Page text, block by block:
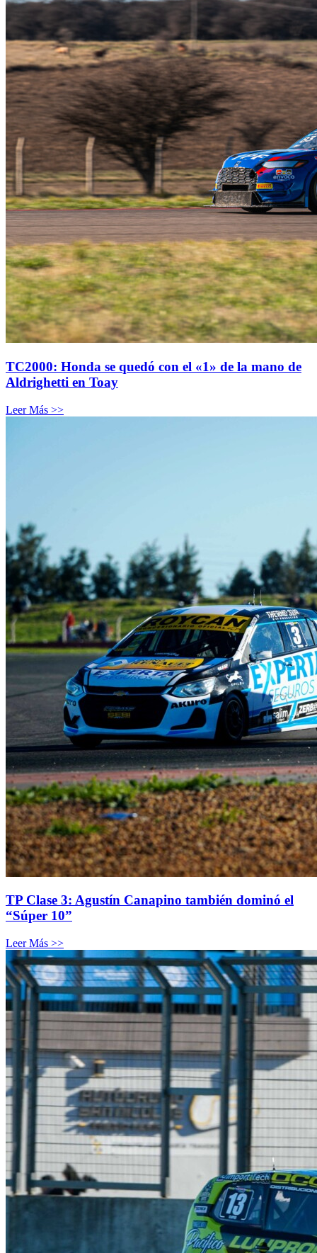
TC2000: Honda se quedó con el «1» de la mano de
Aldrighetti en Toay
Leer Más >>
TP Clase 3: Agustín Canapino también dominó el
“Súper 10”
Leer Más >>